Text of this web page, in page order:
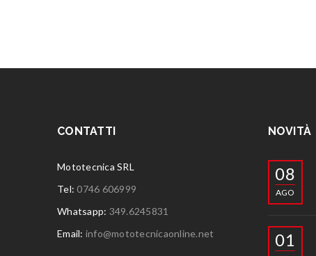
CONTATTI
Mototecnica SRL
Tel:0746 606999
Whatsapp: 349.6245831
Email: info@mototecnicaonline.net
NOVITÀ
08
AGO
01